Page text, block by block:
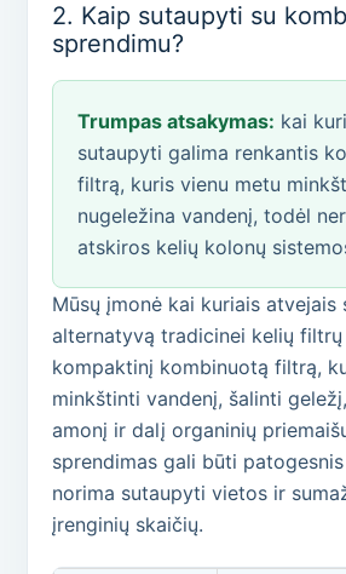
2. Kaip sutaupyti su
sprendimu?
Trumpas atsakymas: kai
sutaupyti galima renkantis
filtrą, kuris vienu metu
nugeležina vandenį, todėl
atskiros kelių kolonų
Mūsų įmonė kai kuriais atvejais
alternatyvą tradicinei kelių filtrų
kompaktinį kombinuotą filtrą,
minkštinti vandenį, šalinti
amonį ir dalį organinių
sprendimas gali būti
norima sutaupyti vietos ir
įrenginių skaičių.